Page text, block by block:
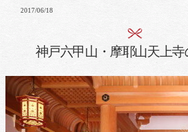
2017/06/18
神戸六甲山・摩耶山天上